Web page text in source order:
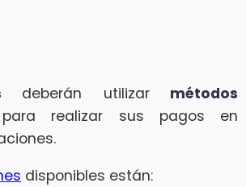
deberán utilizarmétodos
realizar sus pagos en
disponibles están: